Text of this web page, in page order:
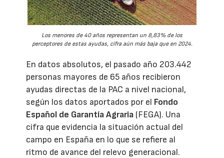
Los menores de 40 años representan un 8,83% de los
perceptores de estas ayudas, cifra aún más baja que en 2024.
En datos absolutos, el pasado año 203.442
personas mayores de 65 años recibieron
ayudas directas de la PAC a nivel nacional,
según los datos aportados por el Fondo
Español de Garantía Agraria (FEGA). Una
cifra que evidencia la situación actual del
campo en España en lo que se refiere al
ritmo de avance del relevo generacional.